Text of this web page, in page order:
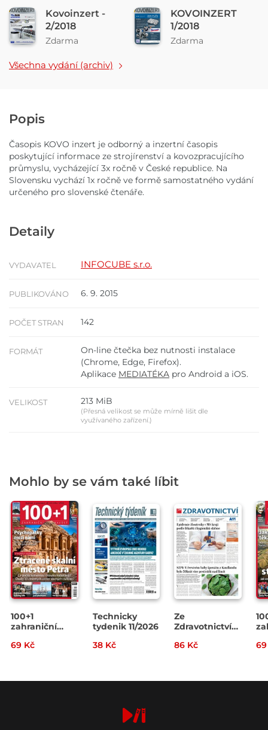
Kovoinzert -
2/2018
Zdarma
KOVOINZERT
1/2018
Zdarma
Všechna vydání (archiv)
Popis
Časopis KOVO inzert je odborný a inzertní časopis
poskytující informace ze strojírenství a kovozpracujícího
průmyslu, vycházející 3x ročně v České republice. Na
Slovensku vychází 1x ročně ve formě samostatného vydání
určeného pro slovenské čtenáře.
Detaily
VYDAVATEL INFOCUBE s.r.o.
PUBLIKOVÁNO 6. 9. 2015
POČET STRAN 142
FORMÁT
On-line čtečka bez nutnosti instalace
(Chrome, Edge, Firefox).
Aplikace MEDIATÉKA pro Android a iOS.
VELIKOST 213 MiB
(Přesná velikost se může mírně lišit dle
využívaného zařízení.)
Mohlo by se vám také líbit
100+1
zahraniční
14/2026
69 Kč
Technicky
tydenik 11/2026
38 Kč
Ze
Zdravotnictví
86 Kč